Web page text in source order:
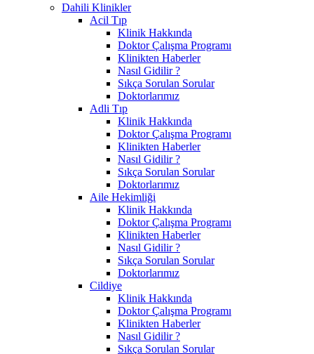
Dahili Klinikler
Acil Tıp
Klinik Hakkında
Doktor Çalışma Programı
Klinikten Haberler
Nasıl Gidilir ?
Sıkça Sorulan Sorular
Doktorlarımız
Adli Tıp
Klinik Hakkında
Doktor Çalışma Programı
Klinikten Haberler
Nasıl Gidilir ?
Sıkça Sorulan Sorular
Doktorlarımız
Aile Hekimliği
Klinik Hakkında
Doktor Çalışma Programı
Klinikten Haberler
Nasıl Gidilir ?
Sıkça Sorulan Sorular
Doktorlarımız
Cildiye
Klinik Hakkında
Doktor Çalışma Programı
Klinikten Haberler
Nasıl Gidilir ?
Sıkça Sorulan Sorular